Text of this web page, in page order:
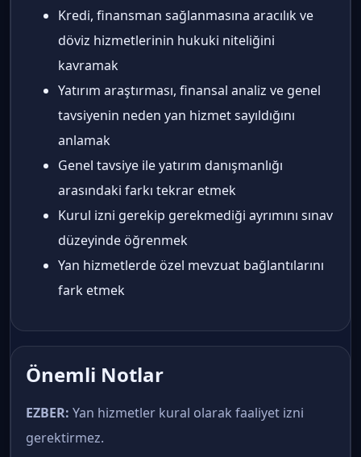
Kredi, finansman sağlanmasına aracılık ve
döviz hizmetlerinin hukuki niteliğini
kavramak
Yatırım araştırması, finansal analiz ve genel
tavsiyenin neden yan hizmet sayıldığını
anlamak
Genel tavsiye ile yatırım danışmanlığı
arasındaki farkı tekrar etmek
Kurul izni gerekip gerekmediği ayrımını sınav
düzeyinde öğrenmek
Yan hizmetlerde özel mevzuat bağlantılarını
fark etmek
Önemli Notlar
EZBER: Yan hizmetler kural olarak faaliyet izni
gerektirmez.